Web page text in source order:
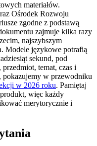
materiałów.
Ośrodek Rozwoju
zgodne z podstawą
zajmuje kilka razy
najszybszym
Modele językowe potrafią
sekund, pod
temat, czas i
pokazujemy w przewodniku
w 2026 roku. Pamiętaj
więc każdy
merytorycznie i